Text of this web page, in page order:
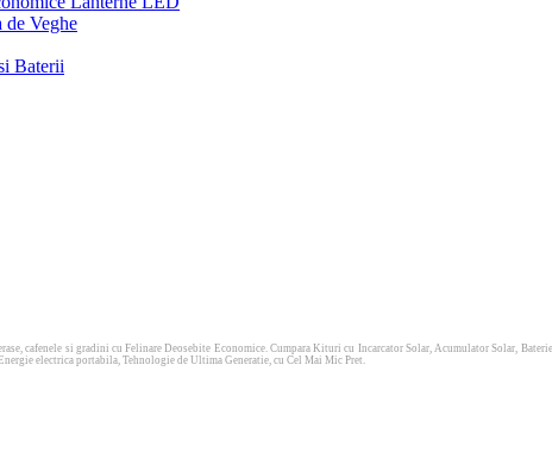
de Veghe
Baterii
cafenele si gradini cu Felinare Deosebite Economice. Cumpara Kituri cu Incarcator Solar, Acumulator Solar,
electrica portabila, Tehnologie de Ultima Generatie, cu Cel Mai Mic Pret.